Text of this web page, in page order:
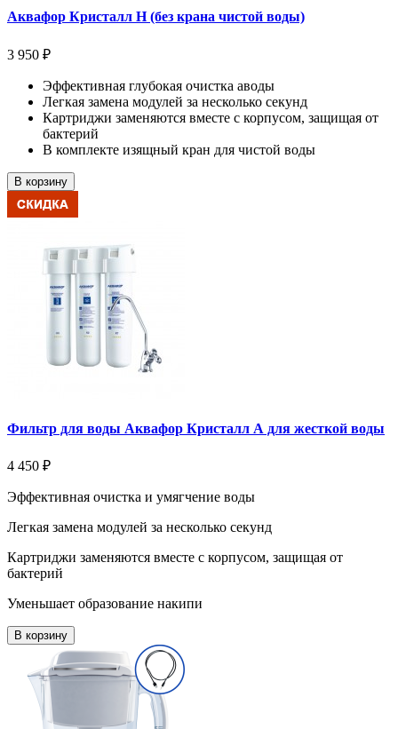
Аквафор Кристалл Н (без крана чистой воды)
3 950 ₽
Эффективная глубокая очистка аводы
Легкая замена модулей за несколько секунд
Картриджи заменяются вместе с корпусом, защищая от
бактерий
В комплекте изящный кран для чистой воды
В корзину
Фильтр для воды Аквафор Кристалл А для жесткой воды
4 450 ₽
Эффективная очистка и умягчение воды
Легкая замена модулей за несколько секунд
Картриджи заменяются вместе с корпусом, защищая от
бактерий
Уменьшает образование накипи
В корзину